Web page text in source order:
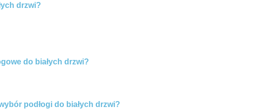
drzwi?
do białych drzwi?
podłogi do białych drzwi?